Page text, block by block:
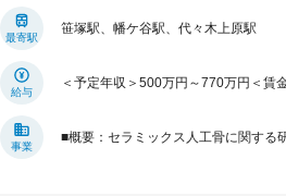
最寄駅
笹塚駅、幡ケ谷駅、代々木上原駅
給与
＜予定年収＞500万円～770万円＜賃
事業
■概要：セラミックス人工骨に関する